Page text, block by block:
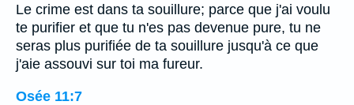
Le crime est dans ta souillure; parce que j'ai voulu
te purifier et que tu n'es pas devenue pure, tu ne
seras plus purifiée de ta souillure jusqu'à ce que
j'aie assouvi sur toi ma fureur.
Osée 11:7